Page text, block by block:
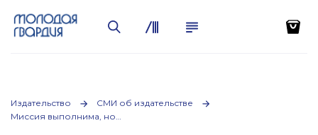
Издательство
СМИ об издательстве
Миссия выполнима, но…